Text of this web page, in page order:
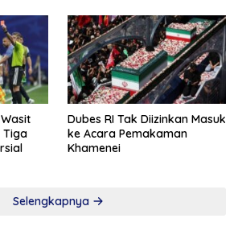
Tiga
Dubes RI Tak Diizinkan Masuk
ke Acara Pemakaman
Khamenei
Selengkapnya